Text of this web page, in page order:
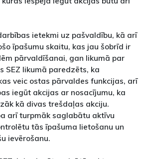
ietekmi uz pašvaldību, kā arī
īpašumu skaitu, kas jau šobrīd ir
pārvaldīšanai, gan likumā par
SEZ likumā paredzēts, ka
veic ostas pārvaldes funkcijas, arī
iegūt akcijas ar nosacījumu, ka
kā divas trešdaļas akciju.
arī turpmāk saglabātu aktīvu
tās īpašuma lietošanu un
ievērošanu.